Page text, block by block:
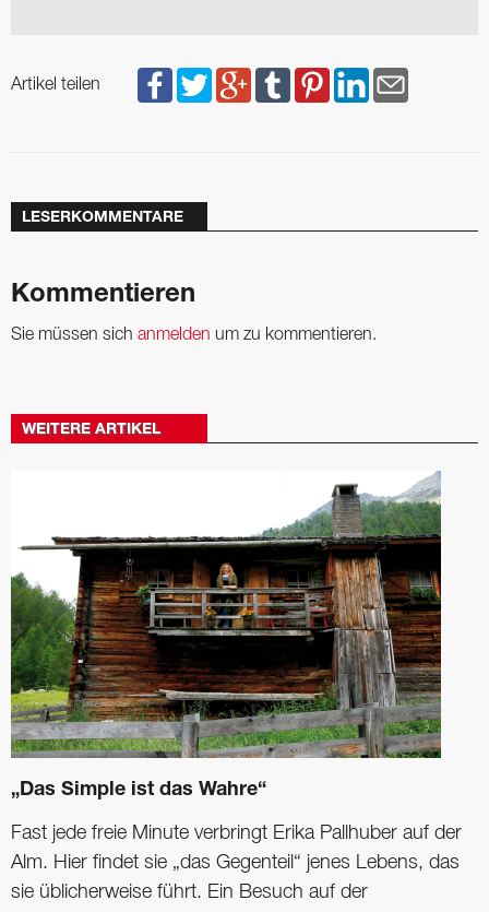
Artikel teilen
LESERKOMMENTARE
Kommentieren
Sie müssen sich anmelden um zu kommentieren.
WEITERE ARTIKEL
„Das Simple ist das Wahre“
Fast jede freie Minute verbringt Erika Pallhuber auf der
Alm. Hier findet sie „das Gegenteil“ jenes Lebens, das
sie üblicherweise führt. Ein Besuch auf der